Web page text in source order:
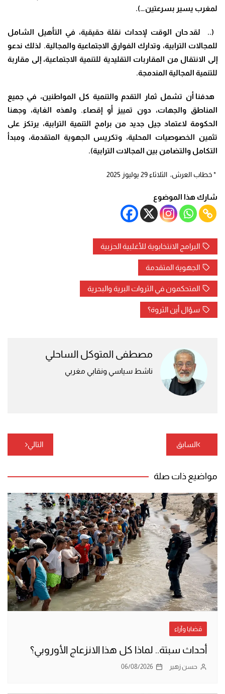
لمغرب يسير بسرعتين…).
(.. لقد حان الوقت لإحداث نقلة حقيقية، في التأهيل الشامل
للمجالات الترابية، وتدارك الفوارق الاجتماعية والمجالية. لذلك ندعو
إلى الانتقال من المقاربات التقليدية للتنمية الاجتماعية، إلى مقاربة
للتنمية المجالية المندمجة.
هدفنا أن تشمل ثمار التقدم والتنمية كل المواطنين، في جميع
المناطق والجهات، دون تمييز أو إقصاء. ولهذه الغاية، وجهنا
الحكومة لاعتماد جيل جديد من برامج التنمية الترابية، يرتكز على
تثمين الخصوصيات المحلية، وتكريس الجهوية المتقدمة، ومبدأ
التكامل والتضامن بين المجالات الترابية).
* خطاب العرش، الثلاثاء 29 يوليوز 2025
شارك هذا الموضوع
البرامج الانتخابوية للأغلبية الحزبية
الجهوية المتقدمة
المتحكمون في الثروات البرية والبحرية
سؤال أين الثروة؟
مصطفى المتوكل الساحلي
ناشط سياسي ونقابي مغربي
تصفّح
المقالات
السابق التالي
مواضيع ذات صلة
قضايا وآراء
أحداث سبتة.. لماذا كل هذا الانزعاج الأوروبي؟
حسن زهير 06/08/2026